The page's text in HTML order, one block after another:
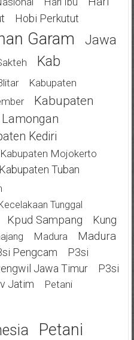
Hobi Perkutut
Garam
Jawa
Kab
Kabupaten
Kabupaten
Kediri
Kabupaten Mojokerto
Kabupaten Tuban
Tunggal
Kpud Sampang
Kung
Madura
Madura
Pengcam
P3si
Jawa Timur
P3si
Jatim Petani
Petani